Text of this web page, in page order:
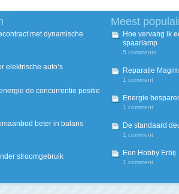
met dynamische
elektrische auto’s
de concurrentie positie
beter in balans
stroomgebruik
Meest
Hoe vervang ik
spaarlamp
5 comments
Reparatie
1 comment
Energie
1 comment
De standaard
1 comment
Een Hobby Erbij
1 comment